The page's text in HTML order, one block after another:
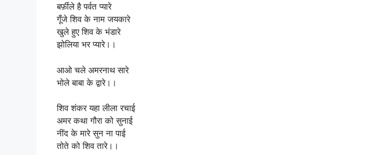
बर्फ़ीले है पर्वत प्यारे
गूँजे शिव के नाम जयकारे
खुले हुए शिव के भंडारे
झोलिया भर प्यारे।।
आओ चले अमरनाथ सारे
भोले बाबा के द्वारे।।
शिव शंकर यहा लीला रचाई
अमर कथा गौरा को सुनाई
नींद के मारे सुन ना पाई
तोते को शिव तारे।।